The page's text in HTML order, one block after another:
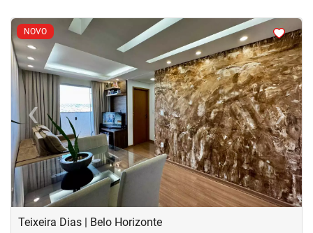
NOVO
< <<<
‹Previous ›Next
Teixeira Dias | Belo Horizonte